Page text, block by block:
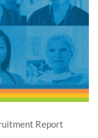
Report